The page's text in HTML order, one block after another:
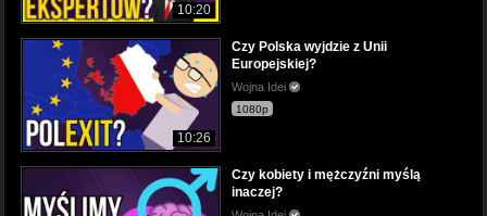
10:20
10:26
Czy Polska wyjdzie z Unii
Europejskiej?
Wojna Idei
1080p
Czy kobiety i mężczyźni myślą
inaczej?